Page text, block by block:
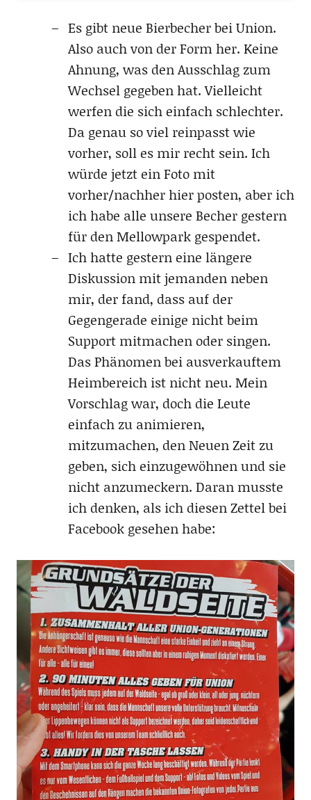
Es gibt neue Bierbecher bei Union.
Also auch von der Form her. Keine
Ahnung, was den Ausschlag zum
Wechsel gegeben hat. Vielleicht
werfen die sich einfach schlechter.
Da genau so viel reinpasst wie
vorher, soll es mir recht sein. Ich
würde jetzt ein Foto mit
vorher/nachher hier posten, aber ich
ich habe alle unsere Becher gestern
für den Mellowpark gespendet.
Ich hatte gestern eine längere
Diskussion mit jemanden neben
mir, der fand, dass auf der
Gegengerade einige nicht beim
Support mitmachen oder singen.
Das Phänomen bei ausverkauftem
Heimbereich ist nicht neu. Mein
Vorschlag war, doch die Leute
einfach zu animieren,
mitzumachen, den Neuen Zeit zu
geben, sich einzugewöhnen und sie
nicht anzumeckern. Daran musste
ich denken, als ich diesen Zettel bei
Facebook gesehen habe: